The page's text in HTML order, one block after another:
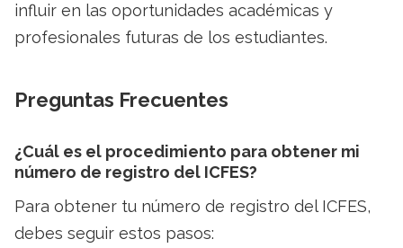
influir en las oportunidades académicas y
profesionales futuras de los estudiantes.
Preguntas Frecuentes
¿Cuál es el procedimiento para obtener mi
número de registro del ICFES?
Para obtener tu número de registro del ICFES,
debes seguir estos pasos: